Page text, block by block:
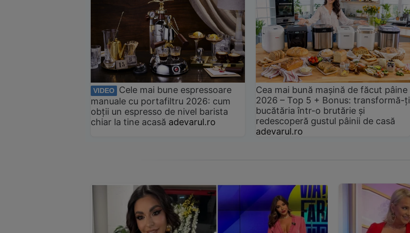
VIDEO
Cele mai bune espressoare
manuale cu portafiltru 2026: cum
obții un espresso de nivel barista
chiar la tine acasă adevarul.ro
Cea mai bună mașină de făcut pâine
2026 – Top 5 + Bonus: transformă-ți
bucătăria într-o brutărie și
redescoperă gustul pâinii de casă
adevarul.ro